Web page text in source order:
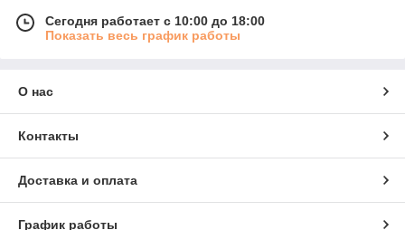
Сегодня работает с 10:00 до 18:00
Показать весь график работы
О нас
Контакты
Доставка и оплата
График работы